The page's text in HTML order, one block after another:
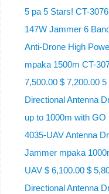
5 pa 5 Stars! CT-
147W Jammer 6
Anti-Drone High
mpaka 1500m CT-
7,500.00 $ 7,200.00
Directional Antenna
up to 1000m with
4035-UAV Antenna
Jammer mpaka
UAV $ 6,100.00 $
Directional Antenna